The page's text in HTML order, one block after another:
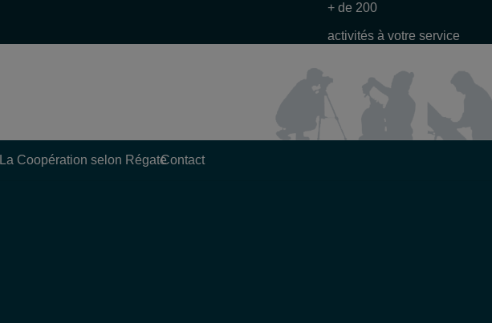
+ de 200
activités à votre service
La Coopération selon RégateContact